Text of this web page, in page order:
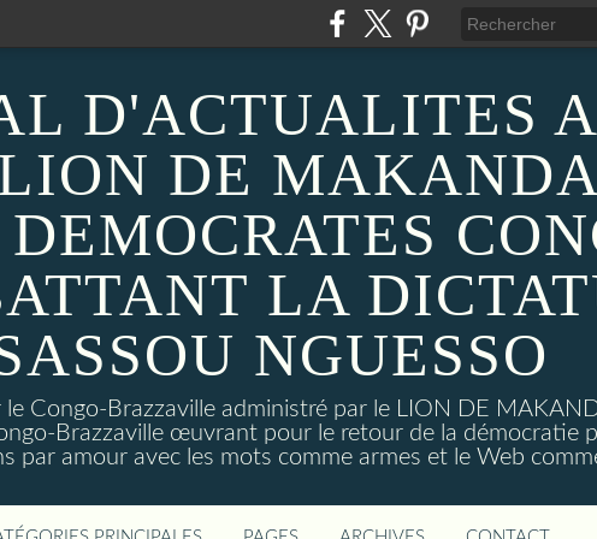
D'ACTUALITES
DE
LA
NGUESSO
Congo-Brazzaville administré par le LION DE
Brazzaville œuvrant pour le retour de la démocratie
par amour avec les mots comme armes et le Web